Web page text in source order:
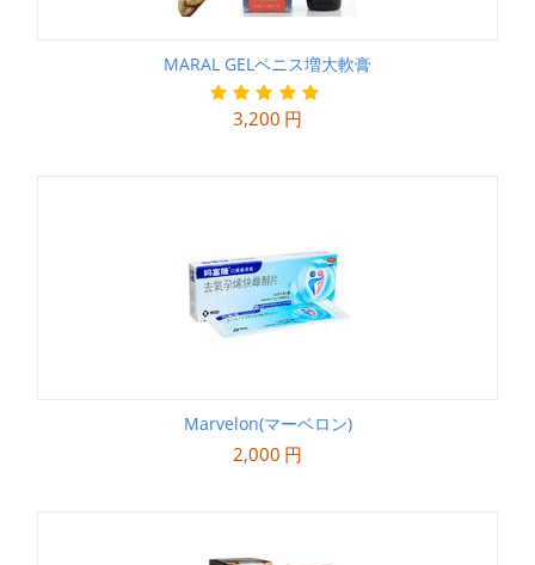
MARAL GELペニス増大軟膏
3,200 円
Marvelon(マーベロン)
2,000 円